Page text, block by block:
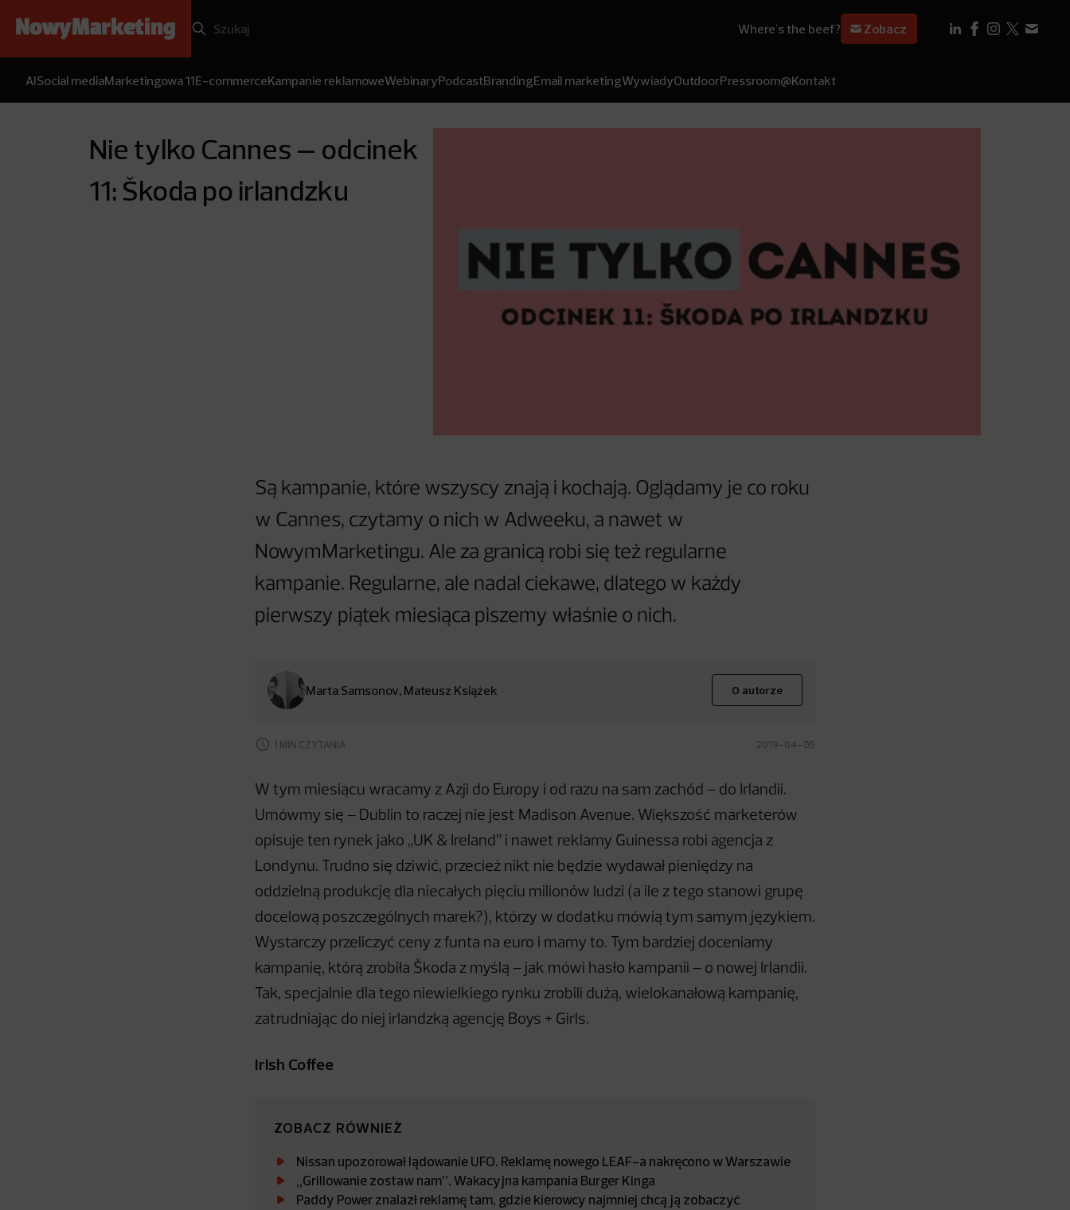
Where's the beef? Zobacz
AISocial mediaMarketingowa 11E-commerceKampanie reklamoweWebinaryPodcastBrandingEmail marketingWywiadyOutdoorPressroom@Kontakt
Nie tylko Cannes – odcinek
11: Škoda po irlandzku
Są kampanie, które wszyscy znają i kochają. Oglądamy je co roku
w Cannes, czytamy o nich w Adweeku, a nawet w
NowymMarketingu. Ale za granicą robi się też regularne
kampanie. Regularne, ale nadal ciekawe, dlatego w każdy
pierwszy piątek miesiąca piszemy właśnie o nich.
Marta Samsonov, Mateusz Książek O autorze
1 MIN CZYTANIA 2019-04-05
W tym miesiącu wracamy z Azji do Europy i od razu na sam zachód – do Irlandii.
Umówmy się – Dublin to raczej nie jest Madison Avenue. Większość marketerów
opisuje ten rynek jako „UK & Ireland” i nawet reklamy Guinessa robi agencja z
Londynu. Trudno się dziwić, przecież nikt nie będzie wydawał pieniędzy na
oddzielną produkcję dla niecałych pięciu milionów ludzi (a ile z tego stanowi grupę
docelową poszczególnych marek?), którzy w dodatku mówią tym samym językiem.
Wystarczy przeliczyć ceny z funta na euro i mamy to. Tym bardziej doceniamy
kampanię, którą zrobiła Škoda z myślą – jak mówi hasło kampanii – o nowej Irlandii.
Tak, specjalnie dla tego niewielkiego rynku zrobili dużą, wielokanałową kampanię,
zatrudniając do niej irlandzką agencję Boys + Girls.
Irish Coffee
ZOBACZ RÓWNIEŻ
Nissan upozorował lądowanie UFO. Reklamę nowego LEAF-a nakręcono w Warszawie
„Grillowanie zostaw nam”. Wakacyjna kampania Burger Kinga
Paddy Power znalazł reklamę tam, gdzie kierowcy najmniej chcą ją zobaczyć